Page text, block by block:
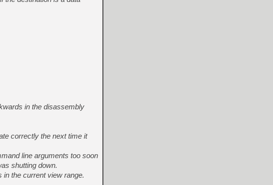
in the disassembly
correctly the next time it
line arguments too soon
shutting down.
the current view range.